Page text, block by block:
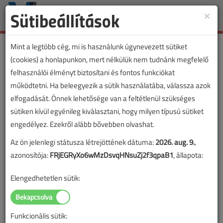
Toggle
×
Sütibeállítások
Mint a legtöbb cég, mi is használunk úgynevezett sütiket
(cookies) a honlapunkon, mert nélkülük nem tudnánk megfelelő
felhasználói élményt biztosítani és fontos funkciókat
működtetni. Ha beleegyezik a sütik használatába, válassza azok
elfogadását. Önnek lehetősége van a feltétlenül szükséges
sütiken kívül egyénileg kiválasztani, hogy milyen típusú sütiket
engedélyez. Ezekről alább bővebben olvashat.
Az ön jelenlegi státusza létrejöttének dátuma:2026. aug. 9.,
azonosítója:FRjEGRyXo6wMzDsvqHNsuZj2f3qpaB1, állapota:
Elengedhetetlen sütik:
Funkcionális sütik: